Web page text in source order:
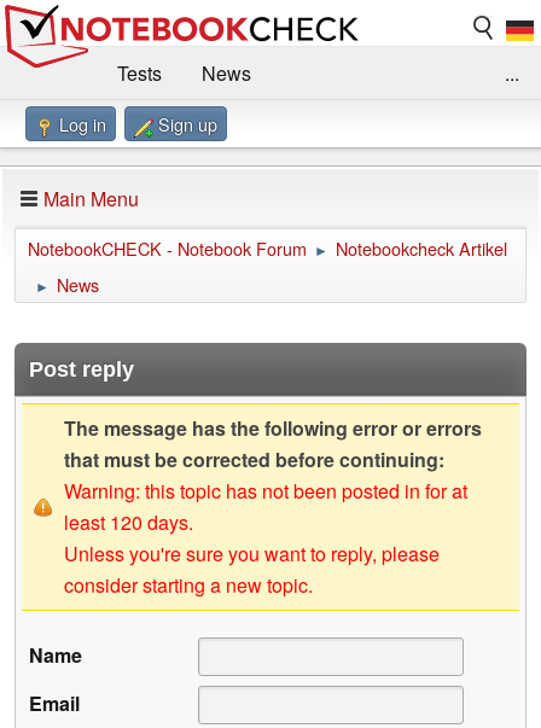
Tests
News
Benchmarks / Technik
Forum
Impressum
...
Log in Sign up
Main Menu
NotebookCHECK - Notebook Forum ► Notebookcheck Artikel
► News
Post reply
The message has the following error or errors
that must be corrected before continuing:
Warning: this topic has not been posted in for at
least 120 days.
Unless you're sure you want to reply, please
consider starting a new topic.
Name
Email